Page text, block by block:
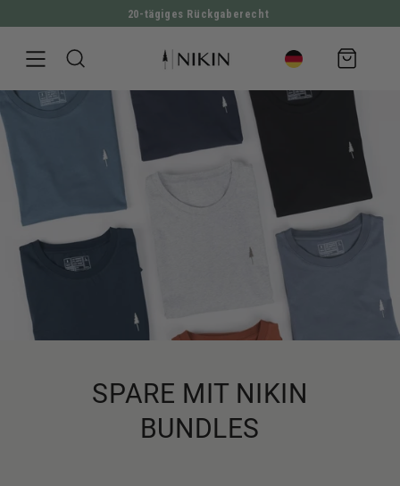
DIREKT ZUM INHALT
20-tägiges Rückgaberecht
Warenkorb
SPARE MIT NIKIN
BUNDLES